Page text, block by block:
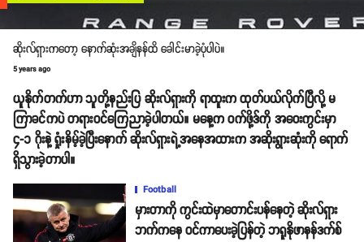
ဆိုးလ်ရှားကတော့ နောက်ဆုံးအချိနန်ထိ ခေါင်းမာခဲ့ပုံပါပဲ။
5 years ago
ယူနိုက်တက်ဟာ သူတို့နည်းပြ ဆိုးလ်ရှားကို ရာထူးက ထုတ်ပယ်လိုက်ပြီလို့ မ
ကြာခင်ကပဲ တရားဝင်ကြေညာခဲ့ပါတယ်။ မနေ့က ဝက်ဖို့ဒ်ကို အဝေးကွင်းမှာ
၄-၁ ဂိုးနဲ့ ရှုံးနိမ့်ခဲ့ပြီးနောက် ဆိုးလ်ရှားရဲ့အနေအထားက အဆိုးရွားဆုံးကို ရောက်
ရှိသွားခဲ့တာပါ။
Football
မှားတာကို ကွင်းထဲမှာတောင်းပန်နေတဲ့ ဆိုးလ်ရှား
ဘက်ကနေ ဝင်ကာပေးခဲ့ပြန်တဲ့ ဘရူနိုဖာနန်ဒက်စ်